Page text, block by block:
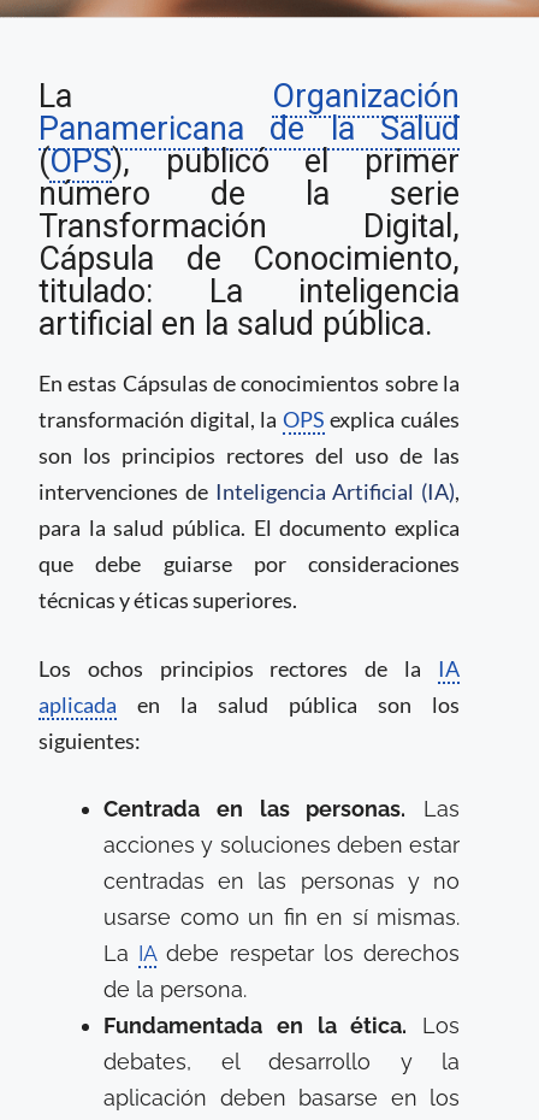
rectores del uso de
Inteligencia Artificial
en la salud pública
La Organización
Panamericana de la Salud
(OPS), publicó el primer
número de la serie
Transformación Digital,
Cápsula de Conocimiento,
titulado: La inteligencia
artificial en la salud pública.
En estas Cápsulas de conocimientos sobre la
transformación digital, la OPS explica cuáles
son los principios rectores del uso de las
intervenciones de Inteligencia Artificial (IA),
para la salud pública. El documento explica
que debe guiarse por consideraciones
técnicas y éticas superiores.
Los ochos principios rectores de la IA
aplicada en la salud pública son los
siguientes:
Centrada en las personas. Las
acciones y soluciones deben estar
centradas en las personas y no
usarse como un fin en sí mismas.
La IAdebe respetar los derechos
de la persona.
Fundamentada en la ética. Los
debates, el desarrollo y la
aplicación deben basarse en los